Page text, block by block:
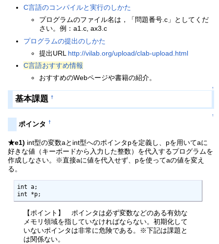
C言語のコンパイルと実行のしかた
プログラムのファイル名は，「問題番号.c」としてくだ
さい。例：a1.c, ax3.c
プログラムの提出のしかた
提出URL http://vilab.org/upload/clab-upload.html
C言語おすすめ情報
おすすめのWebページや書籍の紹介。
↑
基本課題 †
↑
ポインタ †
★e1) int型の変数aとint型へのポインタpを定義し、pを用いてaに
好きな値（キーボードから入力した整数）を代入するプログラムを
作成しなさい。※直接aに値を代入せず、pを使ってaの値を変え
る。
int a;
int *p;
【ポイント】 ポインタは必ず変数などのある有効な
メモリ領域を指していなければならない。初期化して
いないポインタは非常に危険である。※下記は課題と
は関係ない。